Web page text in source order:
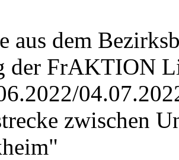
aus dem
der FrAKTION
zwischen